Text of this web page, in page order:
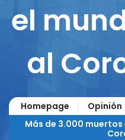
el
al
Homepage
Opinión
Más de 3.000